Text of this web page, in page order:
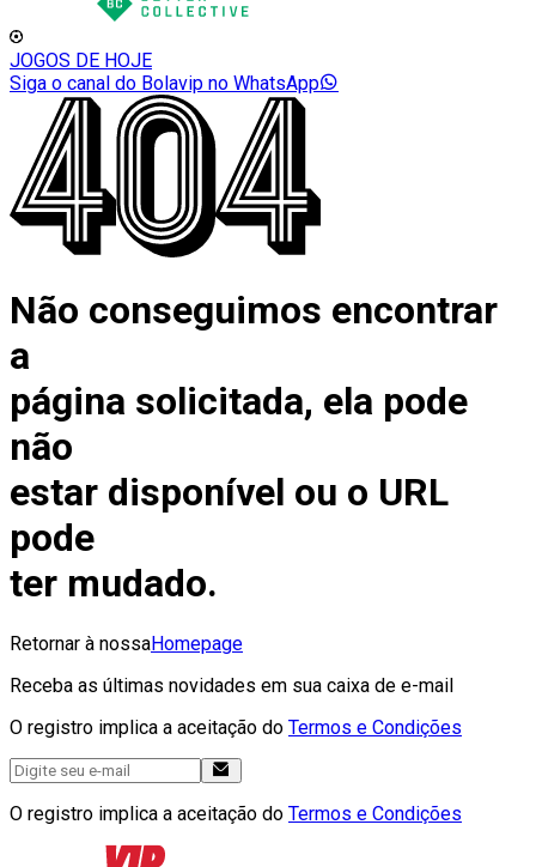
JOGOS DE HOJE
Siga o canal do Bolavip no WhatsApp
Não conseguimos encontrar
a
página solicitada, ela pode
não
estar disponível ou o URL
pode
ter mudado.
Retornar à nossaHomepage
Receba as últimas novidades em sua caixa de e-mail
O registro implica a aceitação do Termos e Condições
O registro implica a aceitação do Termos e Condições